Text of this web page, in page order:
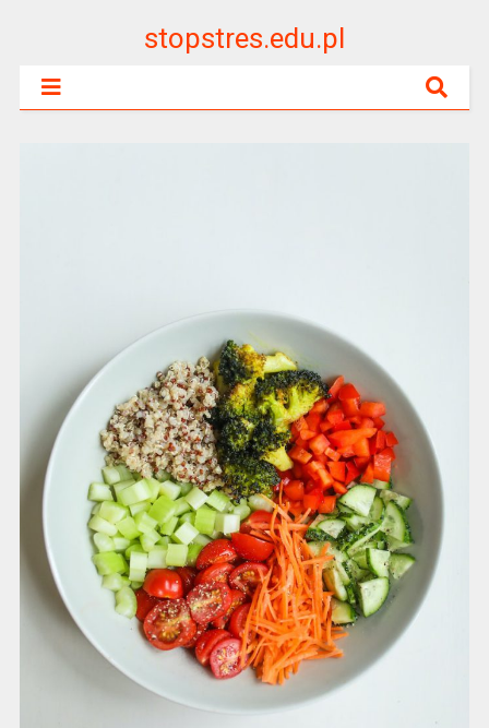
stopstres.edu.pl